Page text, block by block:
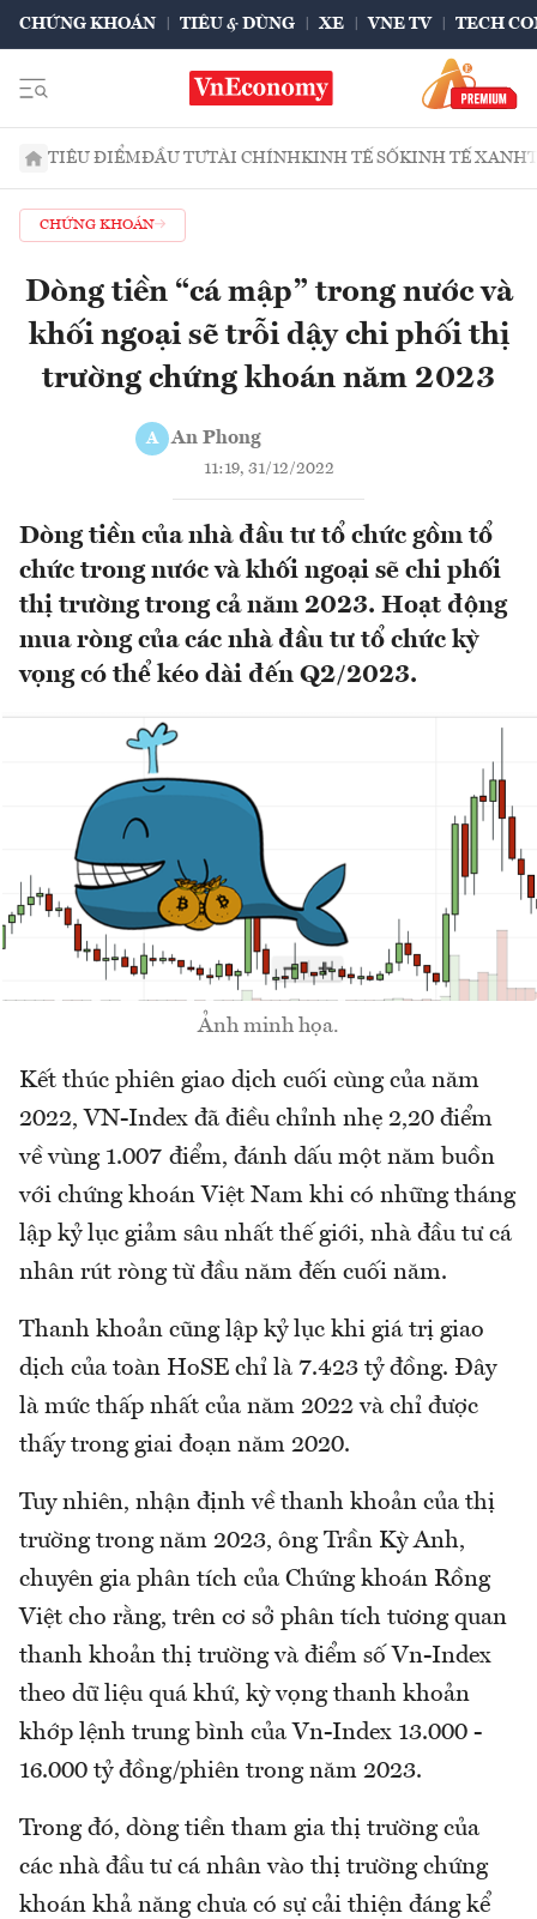
CHỨNG KHOÁN TIÊU & DÙNG XE VNE TV TECH
TIÊU ĐIỂMĐẦU TƯTÀI CHÍNHKINH TẾ SỐKINH TẾ XANH
CHỨNG KHOÁN
Dòng tiền “cá mập” trong nước và
khối ngoại sẽ trỗi dậy chi phối thị
trường chứng khoán năm 2023
A An Phong
11:19, 31/12/2022
Dòng tiền của nhà đầu tư tổ chức gồm tổ
chức trong nước và khối ngoại sẽ chi phối
thị trường trong cả năm 2023. Hoạt động
mua ròng của các nhà đầu tư tổ chức kỳ
vọng có thể kéo dài đến Q2/2023.
Ảnh minh họa.
Kết thúc phiên giao dịch cuối cùng của năm
2022, VN-Index đã điều chỉnh nhẹ 2,20 điểm
về vùng 1.007 điểm, đánh dấu một năm buồn
với chứng khoán Việt Nam khi có những tháng
lập kỷ lục giảm sâu nhất thế giới, nhà đầu tư cá
nhân rút ròng từ đầu năm đến cuối năm.
Thanh khoản cũng lập kỷ lục khi giá trị giao
dịch của toàn HoSE chỉ là 7.423 tỷ đồng. Đây
là mức thấp nhất của năm 2022 và chỉ được
thấy trong giai đoạn năm 2020.
Tuy nhiên, nhận định về thanh khoản của thị
trường trong năm 2023, ông Trần Kỳ Anh,
chuyên gia phân tích của Chứng khoán Rồng
Việt cho rằng, trên cơ sở phân tích tương quan
thanh khoản thị trường và điểm số Vn-Index
theo dữ liệu quá khứ, kỳ vọng thanh khoản
khớp lệnh trung bình của Vn-Index 13.000 -
16.000 tỷ đồng/phiên trong năm 2023.
Trong đó, dòng tiền tham gia thị trường của
các nhà đầu tư cá nhân vào thị trường chứng
khoán khả năng chưa có sự cải thiện đáng kể